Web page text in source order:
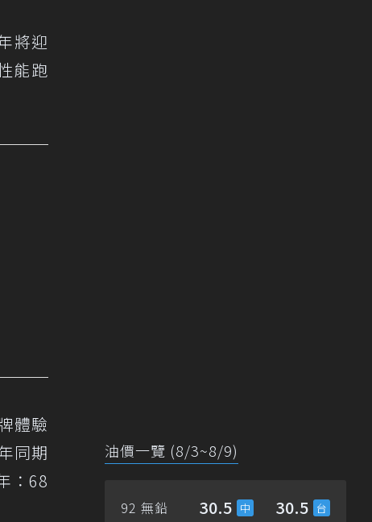
將迎
能跑
體驗
同期
：68
油價一覽 (8/3~8/9)
92 無鉛 30.5 30.5